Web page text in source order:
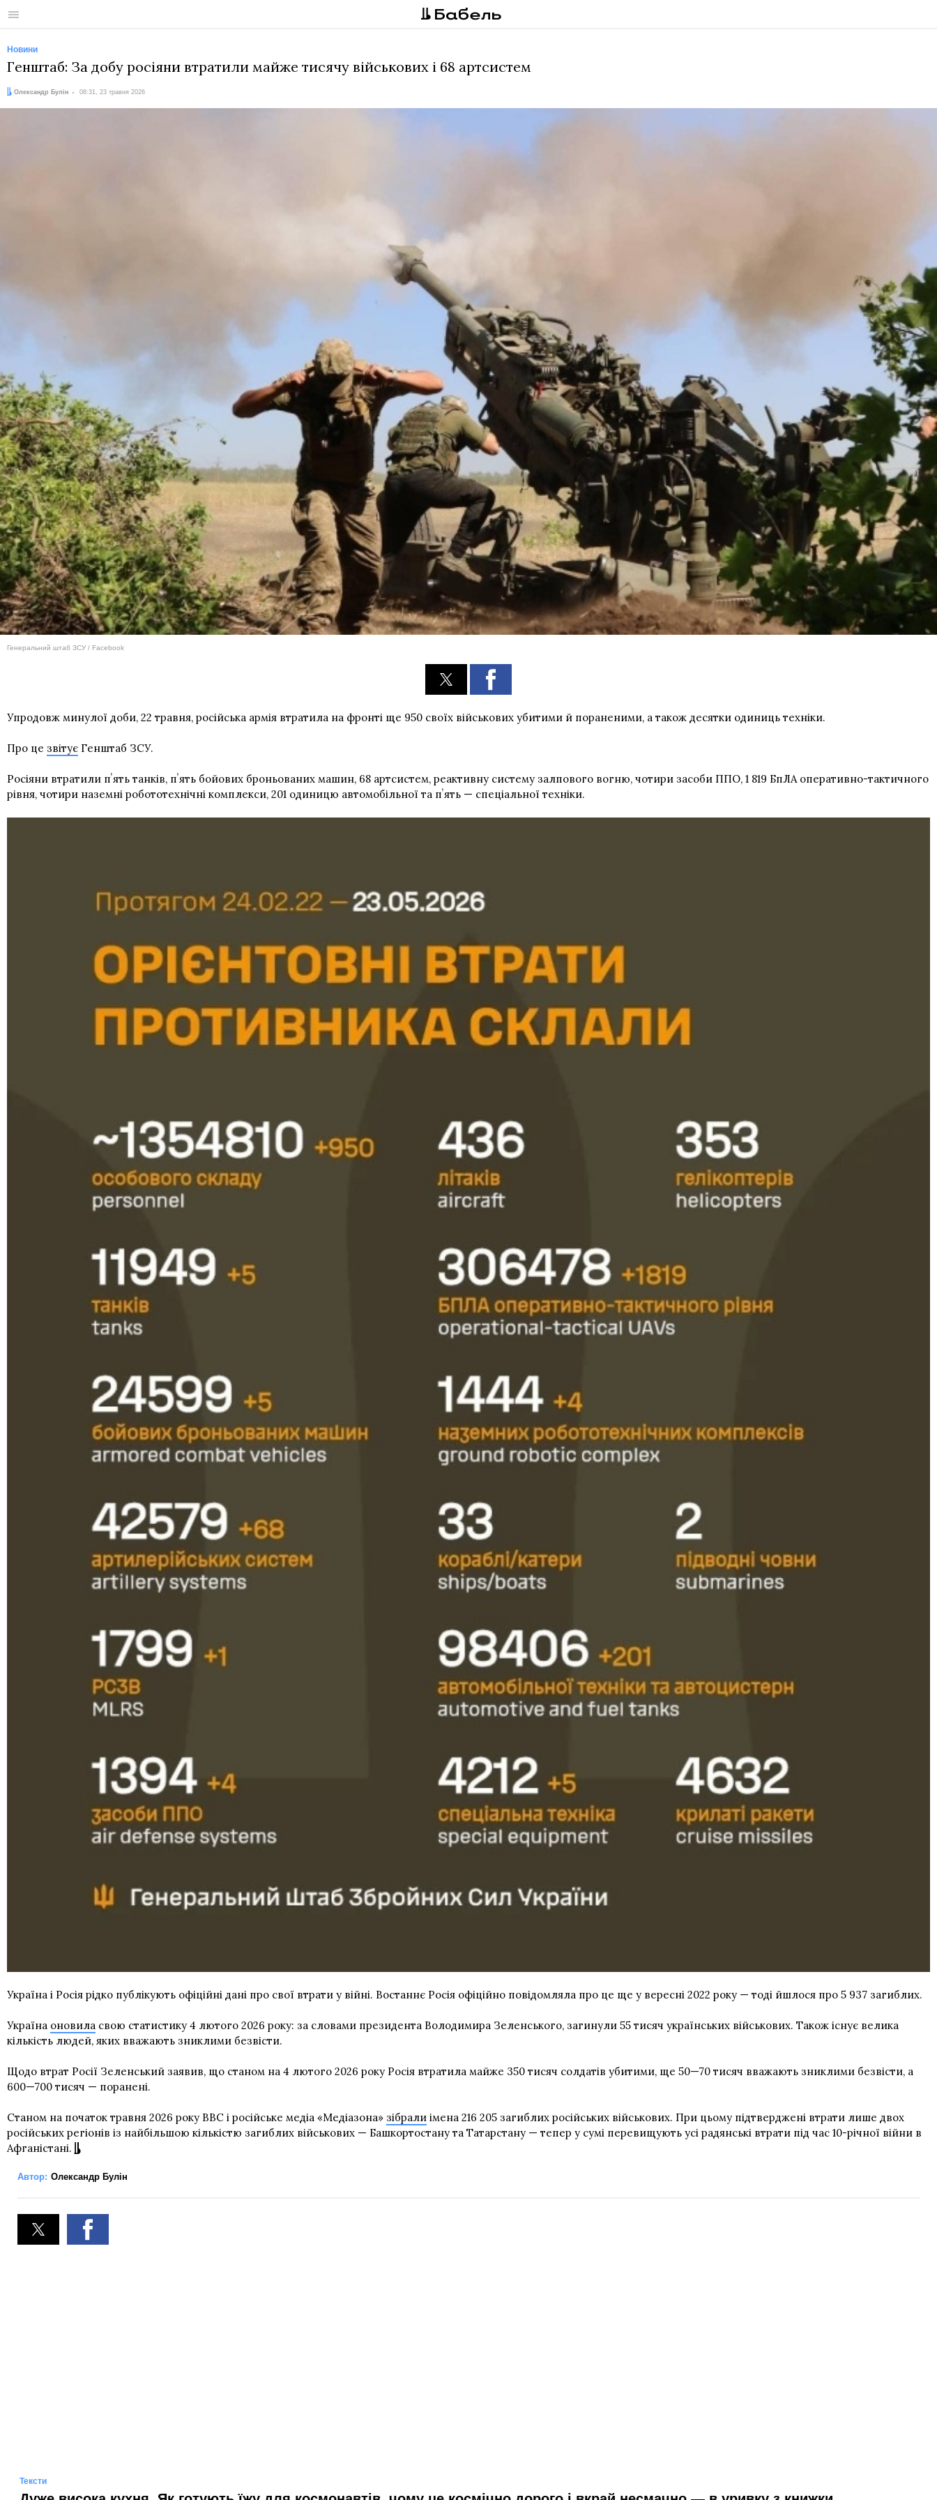
Меню
Новини
Генштаб: За добу росіяни втратили майже тисячу військових і 68 артсистем
Автор:
Олександр Булін
Дата: 08:31, 23 травня 2026
Генеральний штаб ЗСУ / Facebook
Упродовж минулої доби, 22 травня, російська армія втратила на фронті ще 950 своїх військових убитими й пораненими, а також десятки одиниць техніки.
Про це звітує Генштаб ЗСУ.
Росіяни втратили пʼять танків, пʼять бойових броньованих машин, 68 артсистем, реактивну систему залпового вогню, чотири засоби ППО, 1 819 БпЛА оперативно-тактичного
рівня, чотири наземні робототехнічні комплекси, 201 одиницю автомобільної та пʼять — спеціальної техніки.
Україна і Росія рідко публікують офіційні дані про свої втрати у війні. Востаннє Росія офіційно повідомляла про це ще у вересні 2022 року — тоді йшлося про 5 937 загиблих.
Україна оновила свою статистику 4 лютого 2026 року: за словами президента Володимира Зеленського, загинули 55 тисяч українських військових. Також існує велика
кількість людей, яких вважають зниклими безвісти.
Щодо втрат Росії Зеленський заявив, що станом на 4 лютого 2026 року Росія втратила майже 350 тисяч солдатів убитими, ще 50—70 тисяч вважають зниклими безвісти, а
600—700 тисяч — поранені.
Станом на початок травня 2026 року BBC і російське медіа «Медіазона» зібрали імена 216 205 загиблих російських військових. При цьому підтверджені втрати лише двох
російських регіонів із найбільшою кількістю загиблих військових — Башкортостану та Татарстану — тепер у сумі перевищують усі радянські втрати під час 10-річної війни в
Афганістані.
Автор: Олександр Булін